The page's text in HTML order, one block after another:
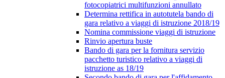
fotocopiatrici multifunzioni annullato
Determina rettifica in autotutela bando di
gara relativo a viaggi di istruzione 2018/19
Nomina commissione viaggi di istruzione
Rinvio apertura buste
Bando di gara per la fornitura servizio
pacchetto turistico relativo a viaggi di
istruzione as 18/19